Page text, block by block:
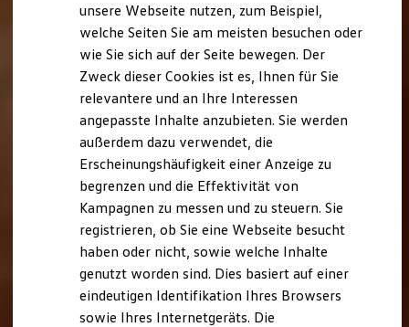
Nachhaltigkeit
Technologie
Kosten und Kauf
Kaufoptionen
E-Auto-Förderung
Software und Konnektivität
Die ID. Software 6
ID. Software Versionen und Updates
Digitale Extras
Schnittstellen zu Ihrem ID.
Hybridautos
Marke und Erlebnis
Volkswagen R und R Experience
R-Modelle
R Experience
Driving Experience
Volkswagen entdecken
Werkbesichtigung
unsere Webseite nutzen, zum Beispiel,
welche Seiten Sie am meisten besuchen oder
wie Sie sich auf der Seite bewegen. Der
Zweck dieser Cookies ist es, Ihnen für Sie
relevantere und an Ihre Interessen
angepasste Inhalte anzubieten. Sie werden
außerdem dazu verwendet, die
Erscheinungshäufigkeit einer Anzeige zu
begrenzen und die Effektivität von
Kampagnen zu messen und zu steuern. Sie
registrieren, ob Sie eine Webseite besucht
haben oder nicht, sowie welche Inhalte
genutzt worden sind. Dies basiert auf einer
eindeutigen Identifikation Ihres Browsers
sowie Ihres Internetgeräts. Die